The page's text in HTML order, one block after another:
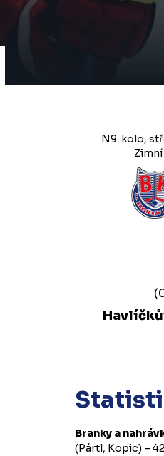
N9. kolo,
Branky a
(Pártl, Kopic) –